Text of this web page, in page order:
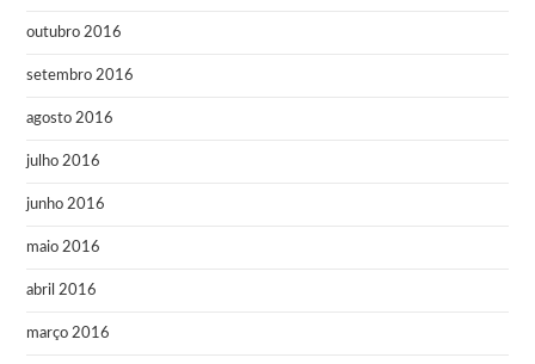
outubro 2016
setembro 2016
agosto 2016
julho 2016
junho 2016
maio 2016
abril 2016
março 2016